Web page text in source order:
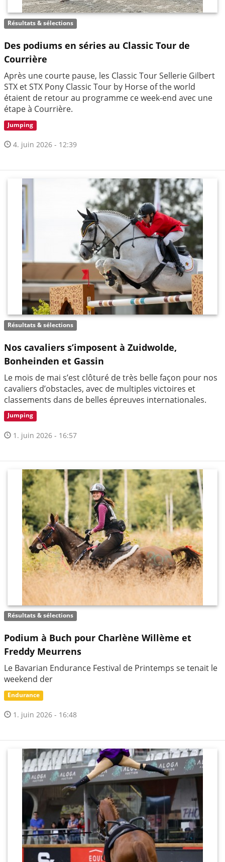
Résultats & sélections
Des podiums en séries au Classic Tour de
Courrière
Après une courte pause, les Classic Tour Sellerie Gilbert
STX et STX Pony Classic Tour by Horse of the world
étaient de retour au programme ce week-end avec une
étape à Courrière.
Jumping
4. juin 2026 - 12:39
Résultats & sélections
Nos cavaliers s’imposent à Zuidwolde,
Bonheinden et Gassin
Le mois de mai s’est clôturé de très belle façon pour nos
cavaliers d’obstacles, avec de multiples victoires et
classements dans de belles épreuves internationales.
Jumping
1. juin 2026 - 16:57
Résultats & sélections
Podium à Buch pour Charlène Willème et
Freddy Meurrens
Le Bavarian Endurance Festival de Printemps se tenait le
weekend der
Endurance
1. juin 2026 - 16:48